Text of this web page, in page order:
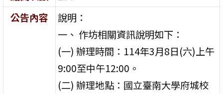
公告內容
說明：
一、 作坊相關資訊說明如下：
(一) 辦理時間：114年3月8日(六)上午
9:00至中午12:00。
(二) 辦理地點：國立臺南大學府城校